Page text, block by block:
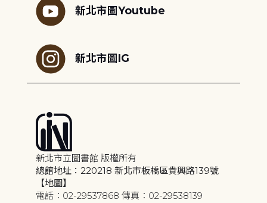
新北市圖Youtube
新北市圖IG
新北市立圖書館 版權所有
總館地址：220218 新北市板橋區貴興路139號
【地圖】
電話：02-29537868 傳真：02-29538139